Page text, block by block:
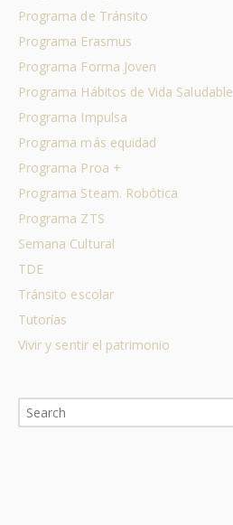
Programa de Tránsito
Programa Erasmus
Programa Forma Joven
Programa Hábitos de Vida Saludable
Programa Impulsa
Programa más equidad
Programa Proa +
Programa Steam. Robótica
Programa ZTS
Semana Cultural
TDE
Tránsito escolar
Tutorías
Vivir y sentir el patrimonio